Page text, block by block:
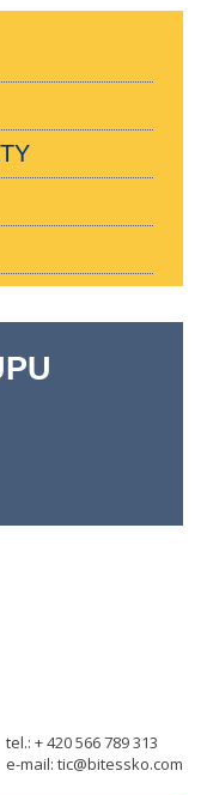
tel.: + 420 566 789 313
e-mail: tic@bitessko.com